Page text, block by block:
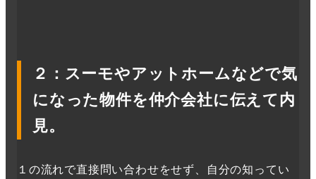
２：スーモやアットホームなどで気
になった物件を仲介会社に伝えて内
見。
１の流れで直接問い合わせをせず、自分の知ってい